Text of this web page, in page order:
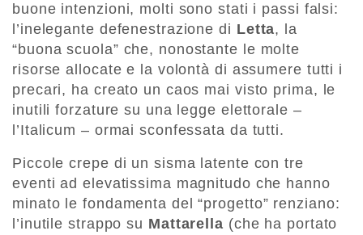
buone intenzioni, molti sono stati i passi falsi:
l’inelegante defenestrazione di Letta, la
“buona scuola” che, nonostante le molte
risorse allocate e la volontà di assumere tutti i
precari, ha creato un caos mai visto prima, le
inutili forzature su una legge elettorale –
l’Italicum – ormai sconfessata da tutti.
Piccole crepe di un sisma latente con tre
eventi ad elevatissima magnitudo che hanno
minato le fondamenta del “progetto” renziano:
l’inutile strappo su Mattarella (che ha portato